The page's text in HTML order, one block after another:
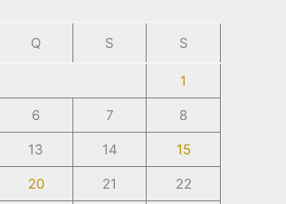
Q S S
1
6 7
8
13 14
15
20 21
22